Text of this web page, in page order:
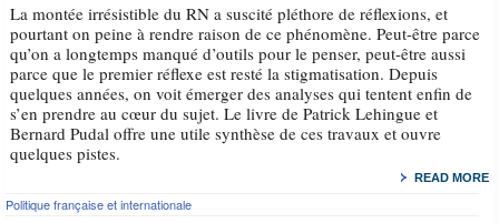
La montée irrésistible du RN a suscité pléthore de réflexions, et
pourtant on peine à rendre raison de ce phénomène. Peut-être parce
qu’on a longtemps manqué d’outils pour le penser, peut-être aussi
parce que le premier réflexe est resté la stigmatisation. Depuis
quelques années, on voit émerger des analyses qui tentent enfin de
s’en prendre au cœur du sujet. Le livre de Patrick Lehingue et
Bernard Pudal offre une utile synthèse de ces travaux et ouvre
quelques pistes.
READ MORE
Politique française et internationale